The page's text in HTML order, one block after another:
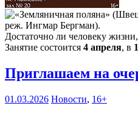
реж. Ингмар Бергман).
Достаточно ли человеку
Занятие состоится 4 апреля, в
Приглашаем на
01.03.2026 Новости, 16+